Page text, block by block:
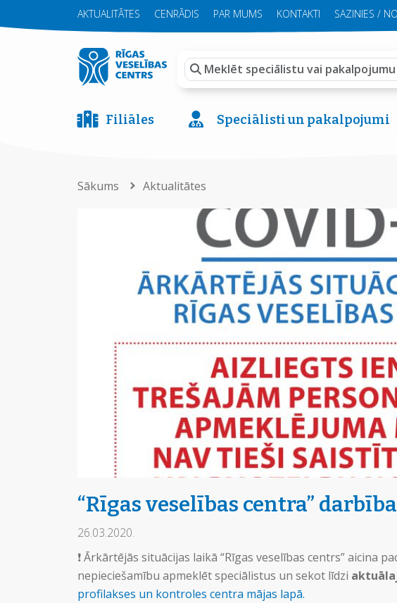
AKTUALITĀTES CENRĀDIS PAR MUMS KONTAKTI SAZINIES /
Filiāles Speciālisti un pakalpojumi
Sākums Aktualitātes
“Rīgas veselības centra”
26.03.2020.
❗️ Ārkārtējās situācijas laikā “Rīgas veselības centrs” aicina
nepieciešamību apmeklēt speciālistus un sekot līdzi
profilakses un kontroles centra mājas lapā.